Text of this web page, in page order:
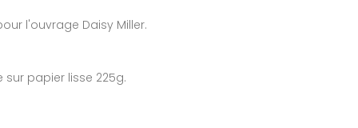
l'ouvrage Daisy Miller.
sur papier lisse 225g.